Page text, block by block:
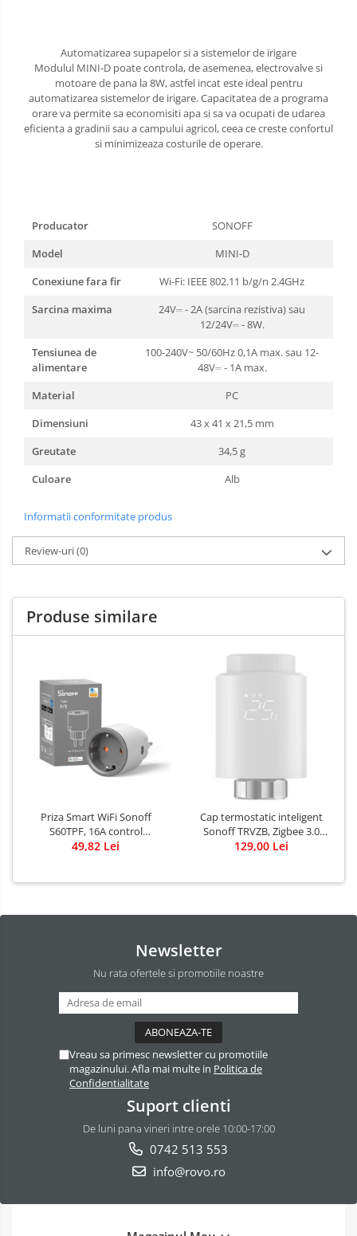
Automatizarea supapelor si a sistemelor de irigare
Modulul MINI-D poate controla, de asemenea, electrovalve si
motoare de pana la 8W, astfel incat este ideal pentru
automatizarea sistemelor de irigare. Capacitatea de a programa
orare va permite sa economisiti apa si sa va ocupati de udarea
eficienta a gradinii sau a campului agricol, ceea ce creste confortul
si minimizeaza costurile de operare.
Producator
SONOFF
Model
MINI-D
Conexiune fara fir
Wi-Fi: IEEE 802.11 b/g/n 2.4GHz
Sarcina maxima
24V⎓ - 2A (sarcina rezistiva) sau
12/24V⎓ - 8W.
Tensiunea de
alimentare
100-240V~ 50/60Hz 0,1A max. sau 12-
48V⎓ - 1A max.
Material
PC
Dimensiuni
43 x 41 x 21,5 mm
Greutate
34,5 g
Culoare
Alb
Informatii conformitate produs
Review-uri(0)
Produse similare
Priza Smart WiFi Sonoff
S60TPF, 16A control
Smartphone
49,82 Lei
Cap termostatic inteligent
Sonoff TRVZB, Zigbee 3.0
pentru calorifer
129,00 Lei
Newsletter
Nu rata ofertele si promotiile noastre
Vreau sa primesc newsletter cu promotiile
magazinului. Afla mai multe in Politica de
Confidentialitate
Suport clienti
De luni pana vineri intre orele 10:00-17:00
0742 513 553
info@rovo.ro